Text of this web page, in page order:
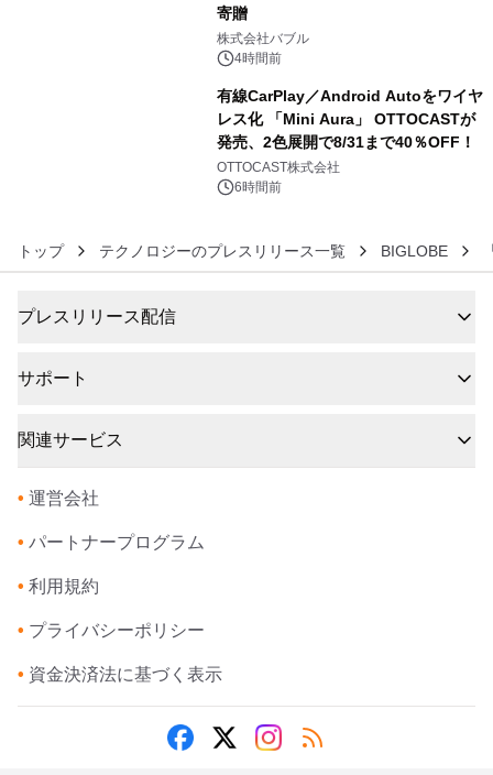
寄贈
株式会社バブル
4時間前
有線CarPlay／Android Autoをワイヤ
レス化 「Mini Aura」 OTTOCASTが
発売、2色展開で8/31まで40％OFF！
OTTOCAST株式会社
6時間前
トップ テクノロジーのプレスリリース一覧 BIGLOBE
プレスリリース配信
サポート
関連サービス
• 運営会社
• パートナープログラム
• 利用規約
• プライバシーポリシー
• 資金決済法に基づく表示